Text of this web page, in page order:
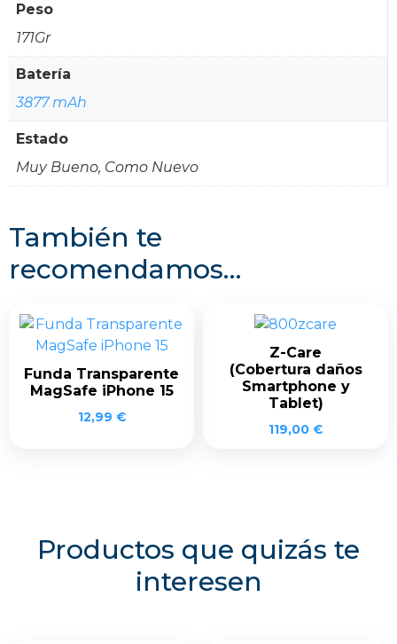
Peso
171Gr
Batería
3877 mAh
Estado
Muy Bueno, Como Nuevo
También te
recomendamos…
Funda Transparente
MagSafe iPhone 15
12,99 €
Z-Care
(Cobertura daños
Smartphone y
Tablet)
119,00 €
Productos que quizás te
interesen